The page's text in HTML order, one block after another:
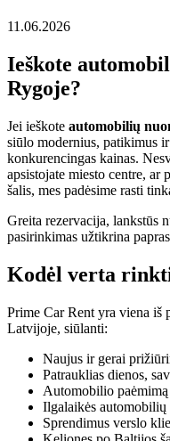
11.06.2026
Ieškote
Rygoje?
Jei ieškote automobilių
siūlo modernius, patikimus
konkurencingas kainas.
apsistojate miesto centre,
šalis, mes padėsime rasti
Greita rezervacija, lankstūs
pasirinkimas užtikrina
Kodėl verta
Prime Car Rent yra viena iš
Latvijoje, siūlanti:
Naujus ir gerai
Patrauklias dienos,
Automobilio
Ilgalaikės automobilių
Sprendimus verslo